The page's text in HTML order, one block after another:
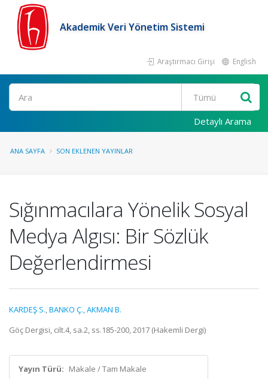
Akademik Veri Yönetim Sistemi
Araştırmacı Girişi English
Ara
Detaylı Arama
ANA SAYFA SON EKLENEN YAYINLAR
Sığınmacılara Yönelik Sosyal
Medya Algısı: Bir Sözlük
Değerlendirmesi
KARDEŞ S.,BANKO Ç.,AKMAN B.
Göç Dergisi, cilt.4, sa.2, ss.185-200, 2017 (Hakemli Dergi)
Yayın Türü: Makale / Tam Makale